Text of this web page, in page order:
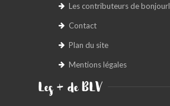
Les contributeurs de
Contact
Plan du site
Mentions légales
Les + de BLV